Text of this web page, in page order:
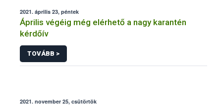
2021. április 23, péntek
Április végéig még elérhető a nagy karantén
kérdőív
TOVÁBB >
2021. november 25, csütörtök